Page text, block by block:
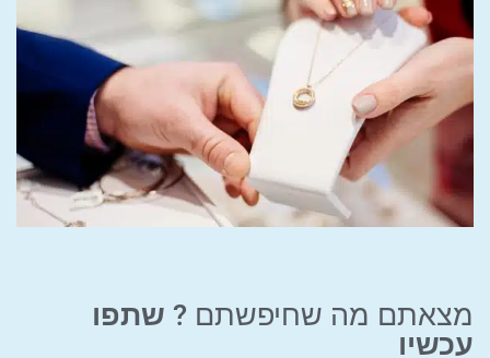
מצאתם מה שחיפשתם ? שתפו
עכשיו